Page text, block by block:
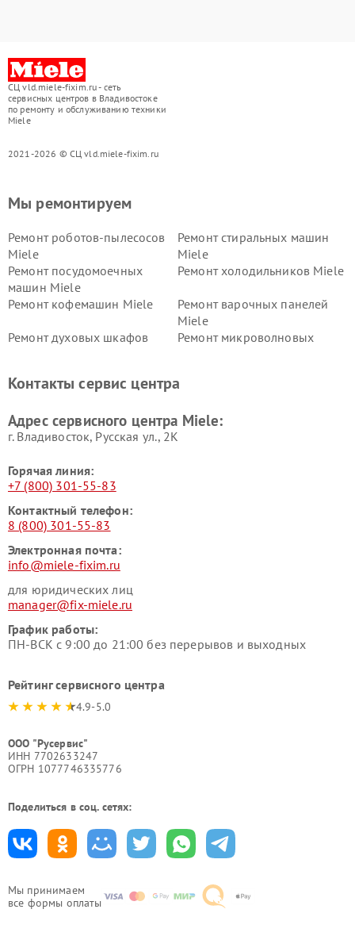
СЦ vld.miele-fixim.ru - сеть
сервисных центров в Владивостоке
по ремонту и обслуживанию техники
Miele
2021-2026 © СЦ vld.miele-fixim.ru
Мы принимаем
все формы оплаты
Мы ремонтируем
Ремонт роботов-пылесосов
Miele
Ремонт стиральных машин
Miele
Ремонт посудомоечных
машин Miele
Ремонт холодильников Miele
Ремонт кофемашин Miele
Ремонт варочных панелей
Miele
Ремонт духовых шкафов
Ремонт микроволновых
Miele
Miele
пылесосов Miele
Контакты сервис центра
Адрес сервисного центра Miele:
г. Владивосток, Русская ул., 2К
Горячая линия:
+7 (800) 301-55-83
Контактный телефон:
8 (800) 301-55-83
Электронная почта:
info@miele-fixim.ru
для юридических лиц
manager@fix-miele.ru
График работы:
ПН-ВСК с 9:00 до 21:00 без перерывов и выходных
Рейтинг сервисного центра
4.9-5.0
ООО "Русервис"
ИНН 7702633247
ОГРН 1077746335776
Поделиться в соц. сетях: